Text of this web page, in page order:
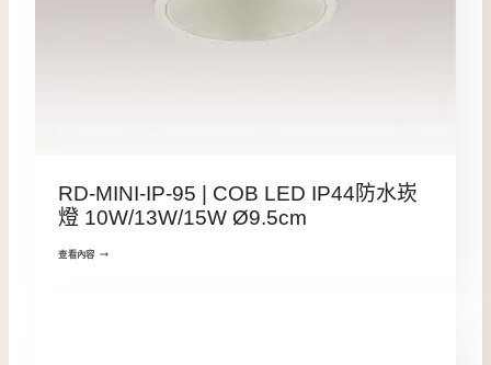
RD-MINI-IP-95 | COB LED IP44防水崁
燈 10W/13W/15W Ø9.5cm
查看內容